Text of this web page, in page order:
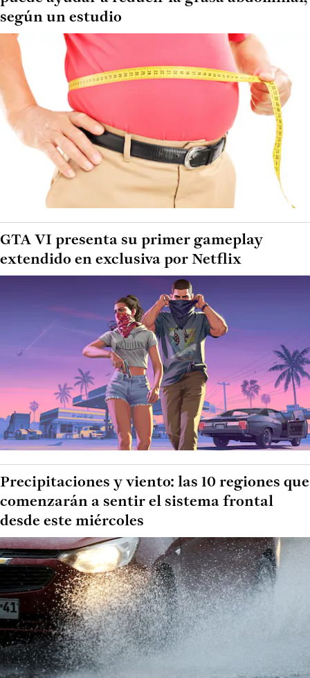
según un estudio
GTA VI presenta su primer gameplay
extendido en exclusiva por Netflix
Precipitaciones y viento: las 10 regiones que
comenzarán a sentir el sistema frontal
desde este miércoles